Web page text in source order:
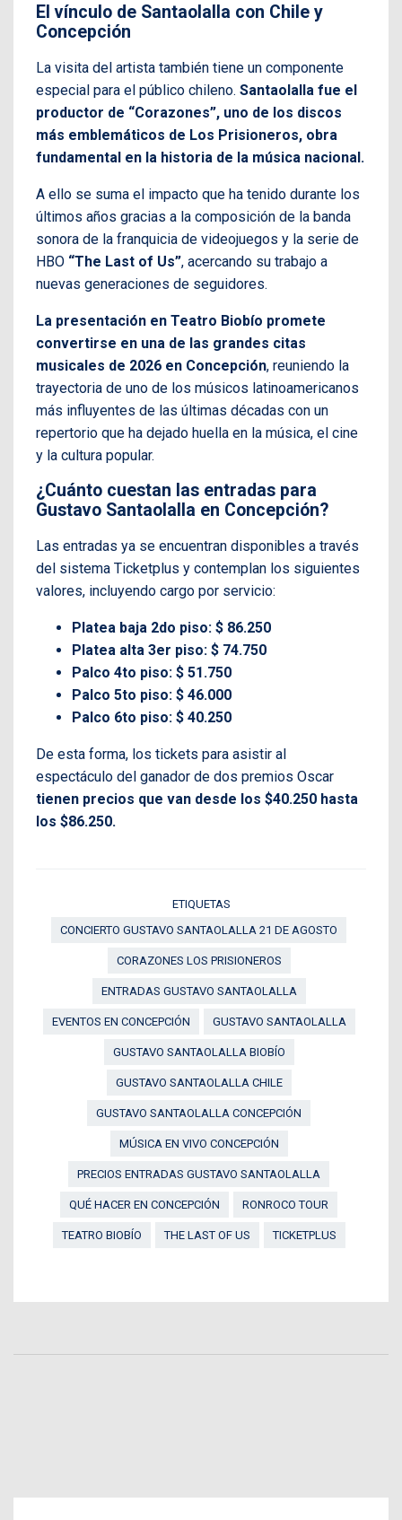
El vínculo de Santaolalla con Chile y
Concepción
La visita del artista también tiene un componente
especial para el público chileno. Santaolalla fue el
productor de “Corazones”, uno de los discos
más emblemáticos de Los Prisioneros, obra
fundamental en la historia de la música nacional.
A ello se suma el impacto que ha tenido durante los
últimos años gracias a la composición de la banda
sonora de la franquicia de videojuegos y la serie de
HBO “The Last of Us”, acercando su trabajo a
nuevas generaciones de seguidores.
La presentación en Teatro Biobío promete
convertirse en una de las grandes citas
musicales de 2026 en Concepción, reuniendo la
trayectoria de uno de los músicos latinoamericanos
más influyentes de las últimas décadas con un
repertorio que ha dejado huella en la música, el cine
y la cultura popular.
¿Cuánto cuestan las entradas para
Gustavo Santaolalla en Concepción?
Las entradas ya se encuentran disponibles a través
del sistema Ticketplus y contemplan los siguientes
valores, incluyendo cargo por servicio:
Platea baja 2do piso: $ 86.250
Platea alta 3er piso: $ 74.750
Palco 4to piso: $ 51.750
Palco 5to piso: $ 46.000
Palco 6to piso: $ 40.250
De esta forma, los tickets para asistir al
espectáculo del ganador de dos premios Oscar
tienen precios que van desde los $40.250 hasta
los $86.250.
ETIQUETAS
CONCIERTO GUSTAVO SANTAOLALLA 21 DE AGOSTO
CORAZONES LOS PRISIONEROS
ENTRADAS GUSTAVO SANTAOLALLA
EVENTOS EN CONCEPCIÓN GUSTAVO SANTAOLALLA
GUSTAVO SANTAOLALLA BIOBÍO
GUSTAVO SANTAOLALLA CHILE
GUSTAVO SANTAOLALLA CONCEPCIÓN
MÚSICA EN VIVO CONCEPCIÓN
PRECIOS ENTRADAS GUSTAVO SANTAOLALLA
QUÉ HACER EN CONCEPCIÓN RONROCO TOUR
TEATRO BIOBÍO THE LAST OF US TICKETPLUS